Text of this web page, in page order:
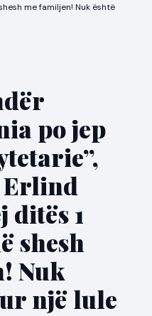
me familjen! Nuk është
po jep
Erlind
1
shesh
Nuk
një lule